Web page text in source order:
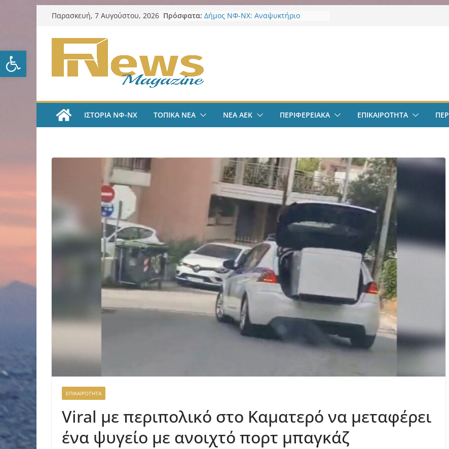
Ανοίξτε τη γραμμή εργαλείων
Μετάβαση
περιεχόμενο
Παρασκευή, 7 Αυγούστου, 2026 Πρόσφατα: Δήμος ΝΦ-ΝΧ: Αναψυκτήριο
πυρόπληκτων
Δήμος ΝΦ-ΝΧ: Φιλοζωική δράση
ΙΣΤΟΡΙΑ ΝΦ-ΝΧ ΤΟΠΙΚΑ ΝΕΑ ΝΕΑ ΑΕΚ ΠΕΡΙΦΕΡΕΙΑΚΑ ΕΠΙΚΑΙΡΟΤΗΤΑ
ΕΠΙΚΑΙΡΟΤΗΤΑ
Viral με περιπολικό στο Καματερό να μεταφέρει
ένα ψυγείο με ανοιχτό πορτ μπαγκάζ